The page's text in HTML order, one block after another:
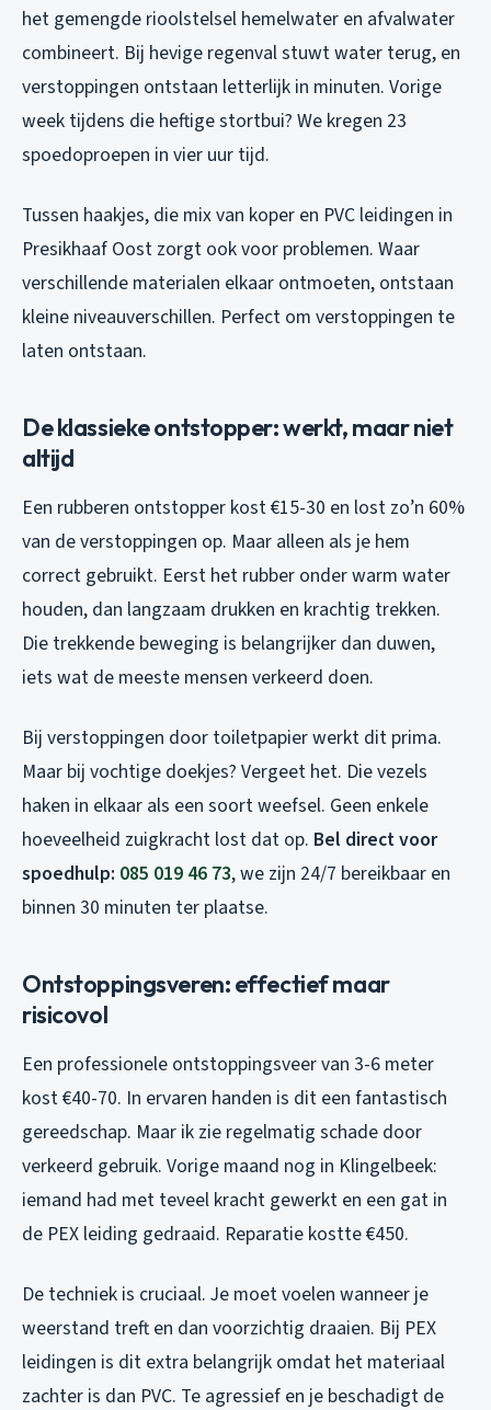
het gemengde rioolstelsel hemelwater en afvalwater
combineert. Bij hevige regenval stuwt water terug, en
verstoppingen ontstaan letterlijk in minuten. Vorige
week tijdens die heftige stortbui? We kregen 23
spoedoproepen in vier uur tijd.
Tussen haakjes, die mix van koper en PVC leidingen in
Presikhaaf Oost zorgt ook voor problemen. Waar
verschillende materialen elkaar ontmoeten, ontstaan
kleine niveauverschillen. Perfect om verstoppingen te
laten ontstaan.
De klassieke ontstopper: werkt, maar niet
altijd
Een rubberen ontstopper kost €15-30 en lost zo’n 60%
van de verstoppingen op. Maar alleen als je hem
correct gebruikt. Eerst het rubber onder warm water
houden, dan langzaam drukken en krachtig trekken.
Die trekkende beweging is belangrijker dan duwen,
iets wat de meeste mensen verkeerd doen.
Bij verstoppingen door toiletpapier werkt dit prima.
Maar bij vochtige doekjes? Vergeet het. Die vezels
haken in elkaar als een soort weefsel. Geen enkele
hoeveelheid zuigkracht lost dat op. Bel direct voor
spoedhulp: 085 019 46 73, we zijn 24/7 bereikbaar en
binnen 30 minuten ter plaatse.
Ontstoppingsveren: effectief maar
risicovol
Een professionele ontstoppingsveer van 3-6 meter
kost €40-70. In ervaren handen is dit een fantastisch
gereedschap. Maar ik zie regelmatig schade door
verkeerd gebruik. Vorige maand nog in Klingelbeek:
iemand had met teveel kracht gewerkt en een gat in
de PEX leiding gedraaid. Reparatie kostte €450.
De techniek is cruciaal. Je moet voelen wanneer je
weerstand treft en dan voorzichtig draaien. Bij PEX
leidingen is dit extra belangrijk omdat het materiaal
zachter is dan PVC. Te agressief en je beschadigt de